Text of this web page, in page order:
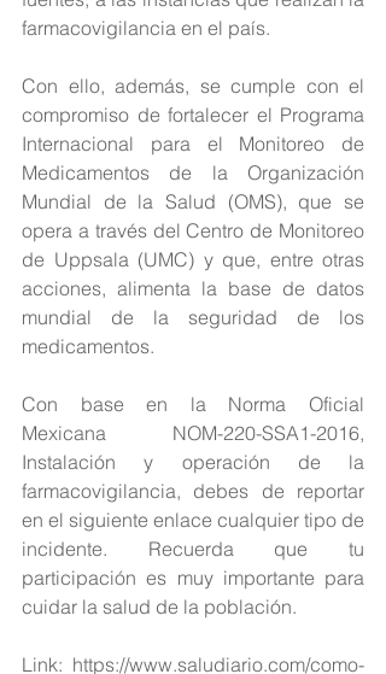
farmacovigilancia en el país.
Con ello, además, se cumple con el
compromiso de fortalecer el Programa
Internacional para el Monitoreo de
Medicamentos de la Organización
Mundial de la Salud (OMS), que se
opera a través del Centro de Monitoreo
de Uppsala (UMC) y que, entre otras
acciones, alimenta la base de datos
mundial de la seguridad de los
medicamentos.
Con base en la Norma Oficial
Mexicana NOM-220-SSA1-2016,
Instalación y operación de la
farmacovigilancia, debes de reportar
en el siguiente enlace cualquier tipo de
incidente. Recuerda que tu
participación es muy importante para
cuidar la salud de la población.
Link: https://www.saludiario.com/como-